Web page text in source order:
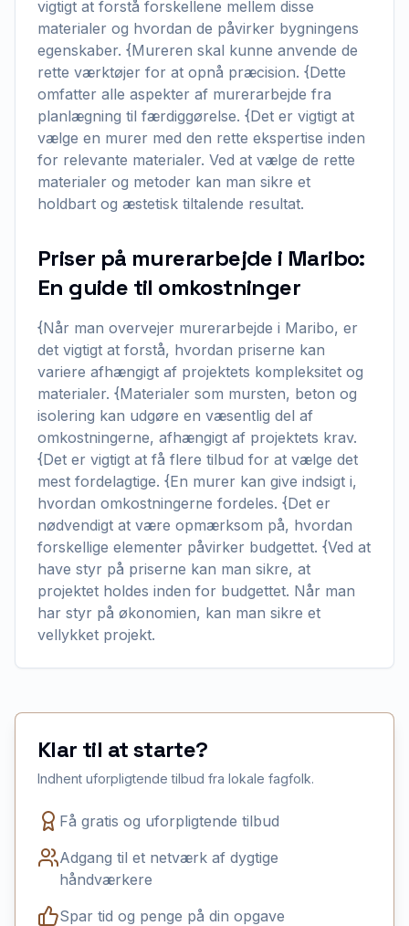
vigtigt at forstå forskellene mellem disse
materialer og hvordan de påvirker bygningens
egenskaber. {Mureren skal kunne anvende de
rette værktøjer for at opnå præcision. {Dette
omfatter alle aspekter af murerarbejde fra
planlægning til færdiggørelse. {Det er vigtigt at
vælge en murer med den rette ekspertise inden
for relevante materialer. Ved at vælge de rette
materialer og metoder kan man sikre et
holdbart og æstetisk tiltalende resultat.
Priser på murerarbejde i Maribo:
En guide til omkostninger
{Når man overvejer murerarbejde i Maribo, er
det vigtigt at forstå, hvordan priserne kan
variere afhængigt af projektets kompleksitet og
materialer. {Materialer som mursten, beton og
isolering kan udgøre en væsentlig del af
omkostningerne, afhængigt af projektets krav.
{Det er vigtigt at få flere tilbud for at vælge det
mest fordelagtige. {En murer kan give indsigt i,
hvordan omkostningerne fordeles. {Det er
nødvendigt at være opmærksom på, hvordan
forskellige elementer påvirker budgettet. {Ved at
have styr på priserne kan man sikre, at
projektet holdes inden for budgettet. Når man
har styr på økonomien, kan man sikre et
vellykket projekt.
Klar til at starte?
Indhent uforpligtende tilbud fra lokale fagfolk.
Få gratis og uforpligtende tilbud
Adgang til et netværk af dygtige
håndværkere
Spar tid og penge på din opgave